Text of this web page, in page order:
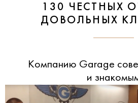
130 ЧЕСТНЫХ
ДОВОЛЬНЫХ
Компанию Garage
и